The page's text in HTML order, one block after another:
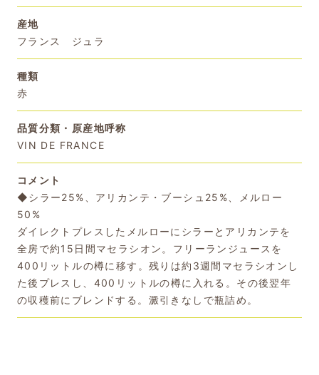
産地
フランス ジュラ
種類
赤
品質分類・原産地呼称
VIN DE FRANCE
コメント
◆シラー25%、アリカンテ・ブーシュ25%、メルロー
50%
ダイレクトプレスしたメルローにシラーとアリカンテを
全房で約15日間マセラシオン。フリーランジュースを
400リットルの樽に移す。残りは約3週間マセラシオンし
た後プレスし、400リットルの樽に入れる。その後翌年
の収穫前にブレンドする。澱引きなしで瓶詰め。